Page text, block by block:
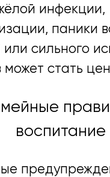
инфекции,
паники
сильного
может стать
воспитание